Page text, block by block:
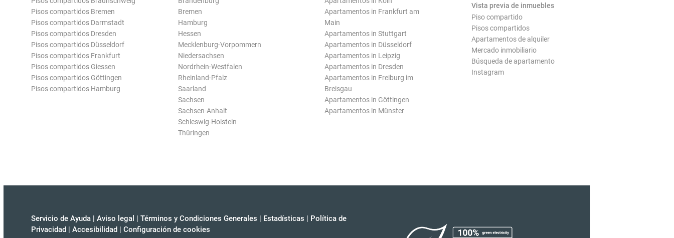
Pisos compartidos Bremen
Pisos compartidos Darmstadt
Pisos compartidos Dresden
Pisos compartidos Düsseldorf
Pisos compartidos Frankfurt
Pisos compartidos Giessen
Pisos compartidos Göttingen
Pisos compartidos Hamburg
Bremen
Hamburg
Hessen
Mecklenburg-Vorpommern
Niedersachsen
Nordrhein-Westfalen
Rheinland-Pfalz
Saarland
Sachsen
Sachsen-Anhalt
Schleswig-Holstein
Thüringen
Apartamentos in Frankfurt am
Main
Apartamentos in Stuttgart
Apartamentos in Düsseldorf
Apartamentos in Leipzig
Apartamentos in Dresden
Apartamentos in Freiburg im
Breisgau
Apartamentos in Göttingen
Apartamentos in Münster
Vista previa de inmuebles
Piso compartido
Pisos compartidos
Apartamentos de alquiler
Mercado inmobiliario
Búsqueda de apartamento
Instagram
Servicio de Ayuda | Aviso legal | Términos y Condiciones Generales | Estadísticas | Política de
Privacidad | Accesibilidad | Configuración de cookies